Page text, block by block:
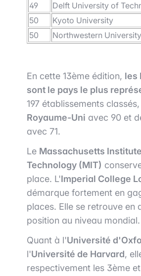
49
Delft University of
50
Kyoto University
50
Northwestern University
En cette 13ème édition, les
sont le pays le plus
197 établissements
Royaume-Uni avec 90 et
avec 71.
Le Massachusetts
Technology (MIT)
place. L'Imperial College
démarque fortement en
places. Elle se retrouve en
position au niveau mondial.
Quant à l'Université
l'Université de Harvard,
respectivement les 3ème